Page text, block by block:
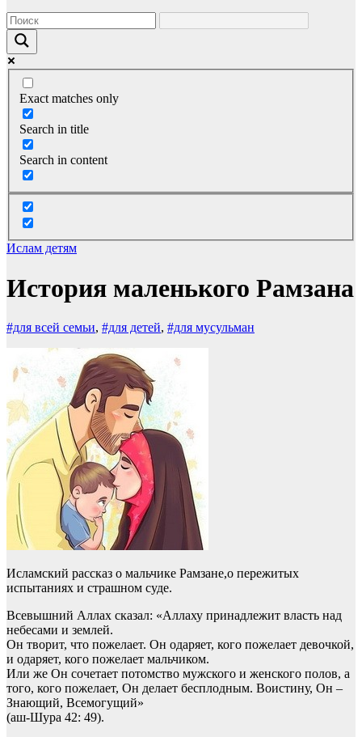
Exact matches only
Search in title
Search in content
Ислам детям
История маленького Рамзана
#для всей семьи, #для детей, #для мусульман
Исламский рассказ о мальчике Рамзане,о пережитых
испытаниях и страшном суде.
Всевышний Аллах сказал: «Аллаху принадлежит власть над
небесами и землей.
Он творит, что пожелает. Он одаряет, кого пожелает девочкой,
и одаряет, кого пожелает мальчиком.
Или же Он сочетает потомство мужского и женского полов, а
того, кого пожелает, Он делает бесплодным. Воистину, Он –
Знающий, Всемогущий»
(аш-Шу­ра 42: 49).